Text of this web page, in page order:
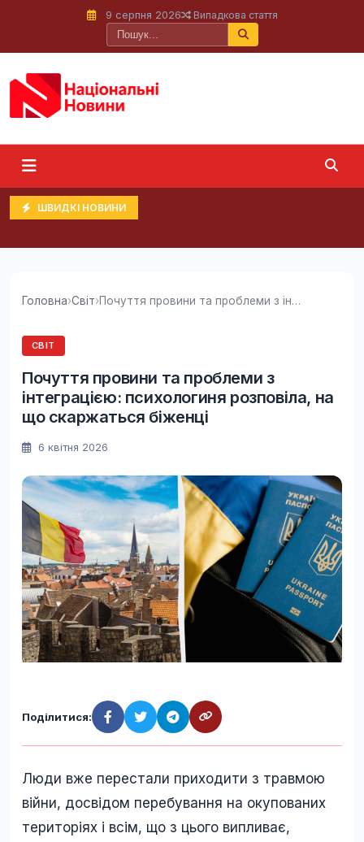
9 серпня 2026 Випадкова стаття
ШВИДКІ НОВИНИ
Головна›Світ› Почуття провини та проблеми з інтеграцією:...
СВІТ
Почуття провини та проблеми з
інтеграцією: психологиня розповіла, на
що скаржаться біженці
6 квітня 2026
Поділитися:
Люди вже перестали приходити з травмою
війни, досвідом перебування на окупованих
територіях і всім, що з цього випливає,